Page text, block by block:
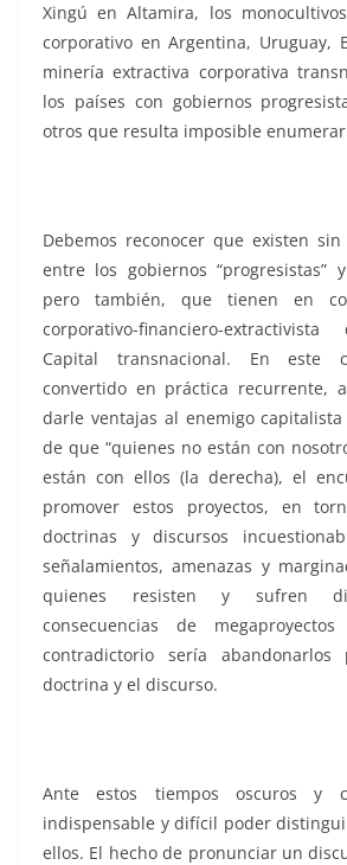
Xingú en Altamira, los
corporativo en Argentina, Uruguay,
minería extractiva corporativa
los países con gobiernos
otros que resulta imposible
Debemos reconocer que existen
entre los gobiernos “progresistas”
pero también, que tienen en
corporativo-financiero-
Capital transnacional. En este
convertido en práctica recurrente,
darle ventajas al enemigo
de que “quienes no están con
están con ellos (la derecha), el
promover estos proyectos, en
doctrinas y discursos
señalamientos, amenazas y
quienes resisten y sufren
consecuencias de
contradictorio sería
doctrina y el discurso.
Ante estos tiempos oscuros y
indispensable y difícil poder
ellos. El hecho de pronunciar un